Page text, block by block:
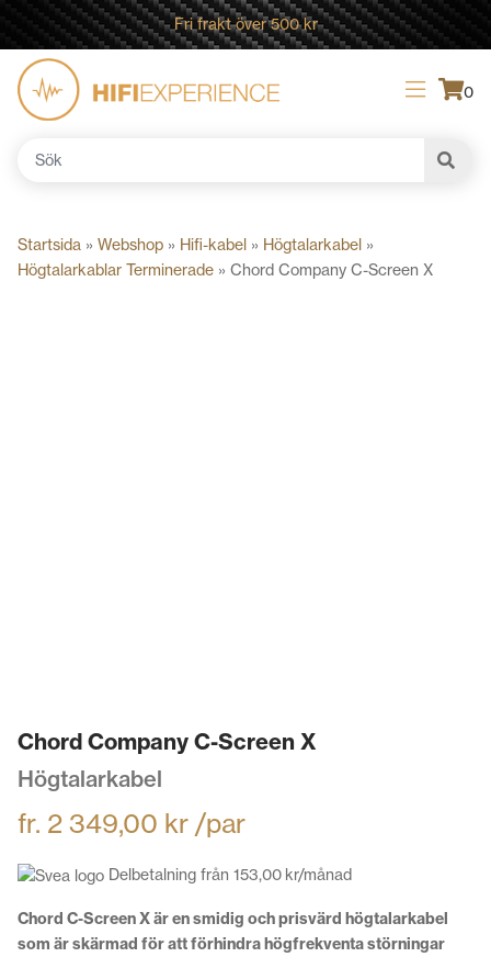
Fri frakt över 500 kr
0
Sök
Startsida » Webshop » Hifi-kabel » Högtalarkabel »
Högtalarkablar Terminerade » Chord Company C-Screen X
Chord Company C-Screen X
Högtalarkabel
fr. 2 349,00 kr /par
Delbetalning från 153,00 kr/månad
Chord C-Screen X är en smidig och prisvärd högtalarkabel
som är skärmad för att förhindra högfrekventa störningar